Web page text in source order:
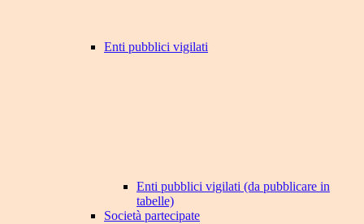
Enti pubblici vigilati
Enti pubblici vigilati (da pubblicare in
tabelle)
Società partecipate